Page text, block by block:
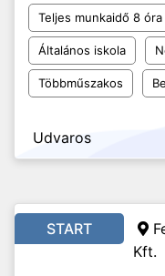
Teljes munkaidő 8 óra
Általános iskola
Többműszakos
Udvaros
START
Kft.